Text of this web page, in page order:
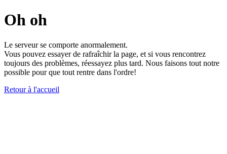
Oh oh
Le serveur se comporte anormalement.
Vous pouvez essayer de rafraîchir la page, et si vous rencontrez
toujours des problèmes, réessayez plus tard. Nous faisons tout notre
possible pour que tout rentre dans l'ordre!
Retour à l'accueil